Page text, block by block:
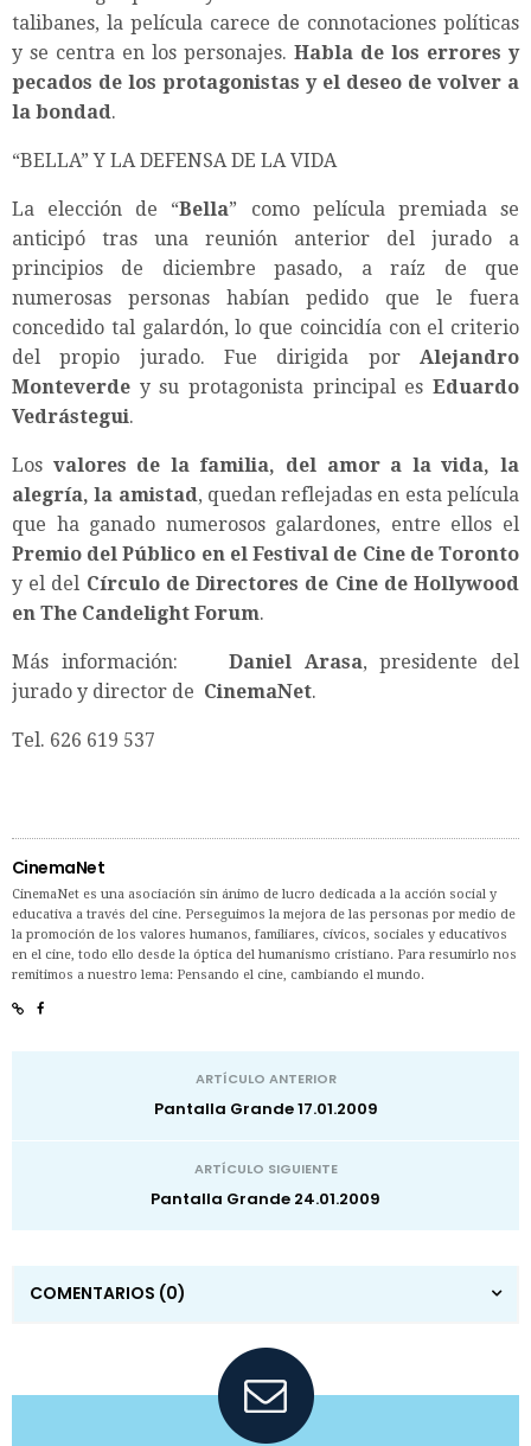
talibanes, la película carece de connotaciones políticas
y se centra en los personajes. Habla de los errores y
pecados de los protagonistas y el deseo de volver a
la bondad.
“BELLA” Y LA DEFENSA DE LA VIDA
La elección de “Bella” como película premiada se
anticipó tras una reunión anterior del jurado a
principios de diciembre pasado, a raíz de que
numerosas personas habían pedido que le fuera
concedido tal galardón, lo que coincidía con el criterio
del propio jurado. Fue dirigida por Alejandro
Monteverde y su protagonista principal es Eduardo
Vedrástegui.
Los valores de la familia, del amor a la vida, la
alegría, la amistad, quedan reflejadas en esta película
que ha ganado numerosos galardones, entre ellos el
Premio del Público en el Festival de Cine de Toronto
y el del Círculo de Directores de Cine de Hollywood
en The Candelight Forum.
Más información: Daniel Arasa, presidente del
jurado y director de CinemaNet.
Tel. 626 619 537
CinemaNet
CinemaNet es una asociación sin ánimo de lucro dedicada a la acción social y
educativa a través del cine. Perseguimos la mejora de las personas por medio de
la promoción de los valores humanos, familiares, cívicos, sociales y educativos
en el cine, todo ello desde la óptica del humanismo cristiano. Para resumirlo nos
remitimos a nuestro lema: Pensando el cine, cambiando el mundo.
ARTÍCULO ANTERIOR
Pantalla Grande 17.01.2009
ARTÍCULO SIGUIENTE
Pantalla Grande 24.01.2009
COMENTARIOS (0)